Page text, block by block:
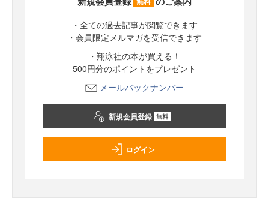
・全ての過去記事が閲覧できます
・会員限定メルマガを受信できます
・翔泳社の本が買える！
500円分のポイントをプレゼント
メールバックナンバー
新規会員登録 無料
ログイン